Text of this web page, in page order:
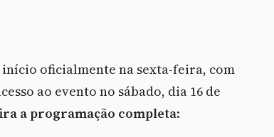
oficialmente na sexta-feira, com
ao evento no sábado, dia 16 de
a programação completa: